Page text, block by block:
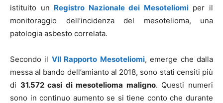
istituito un Registro Nazionale dei Mesoteliomiper il
monitoraggio dell’incidenza del mesotelioma, una
patologia asbesto correlata.
Secondo il VII Rapporto Mesoteliomi, emerge che dalla
messa al bando dell’amianto al 2018, sono stati censiti più
di 31.572 casi di mesotelioma maligno. Questi numeri
sono in continuo aumento se si tiene conto che durante